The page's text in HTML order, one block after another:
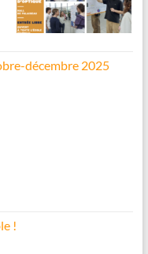
décembre 2025
!